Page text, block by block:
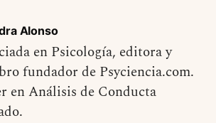
Alonso
en Psicología, editora y
fundador de Psyciencia.com.
en Análisis de Conducta